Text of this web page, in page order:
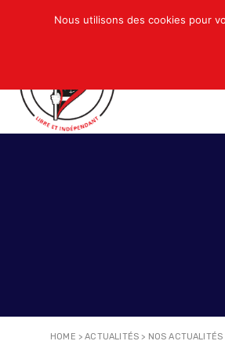
HOME >ACTUALITÉS > NOS ACTUALITÉS
Nous utilisons des cookies pour